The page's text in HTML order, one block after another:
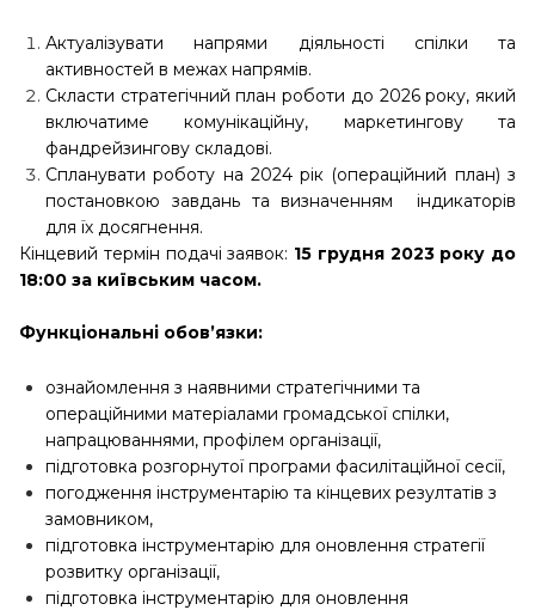
Актуалізувати напрями діяльності спілки та
активностей в межах напрямів.
Скласти стратегічний план роботи до 2026 року, який
включатиме комунікаційну, маркетингову та
фандрейзингову складові.
Спланувати роботу на 2024 рік (операційний план) з
постановкою завдань та визначенням індикаторів
для їх досягнення.
Кінцевий термін подачі заявок: 15 грудня 2023 року до
18:00 за київським часом.
Функціональні обов’язки:
ознайомлення з наявними стратегічними та
операційними матеріалами громадської спілки,
напрацюваннями, профілем організації,
підготовка розгорнутої програми фасилітаційної сесії,
погодження інструментарію та кінцевих резултатів з
замовником,
підготовка інструментарію для оновлення стратегії
розвитку організації,
підготовка інструментарію для оновлення